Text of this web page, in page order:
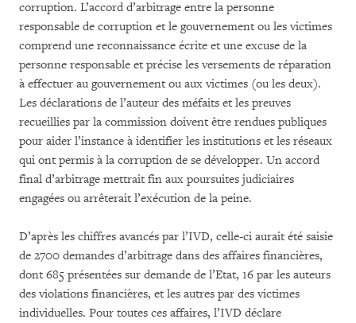
corruption. L’accord d’arbitrage entre la personne
responsable de corruption et le gouvernement ou les victimes
comprend une reconnaissance écrite et une excuse de la
personne responsable et précise les versements de réparation
à effectuer au gouvernement ou aux victimes (ou les deux).
Les déclarations de l’auteur des méfaits et les preuves
recueillies par la commission doivent être rendues publiques
pour aider l’instance à identifier les institutions et les réseaux
qui ont permis à la corruption de se développer. Un accord
final d’arbitrage mettrait fin aux poursuites judiciaires
engagées ou arrêterait l’exécution de la peine.
D’après les chiffres avancés par l’IVD, celle-ci aurait été saisie
de 2700 demandes d’arbitrage dans des affaires financières,
dont 685 présentées sur demande de l’Etat, 16 par les auteurs
des violations financières, et les autres par des victimes
individuelles. Pour toutes ces affaires, l’IVD déclare